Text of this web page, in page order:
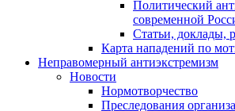
Политический
современной
Статьи, доклады,
Карта нападений по
Неправомерный антиэкстремизм
Новости
Нормотворчество
Преследования